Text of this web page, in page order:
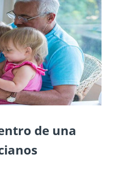
de una